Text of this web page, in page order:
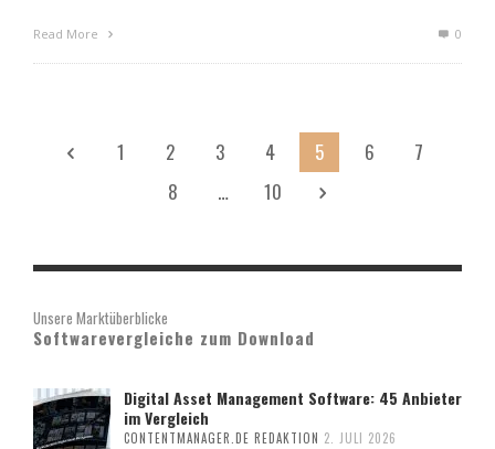
Read More 0
1 2 3 4 5 6
7
8
… 10
Unsere Marktüberblicke
Softwarevergleiche zum Download
Digital Asset Management Software: 45 Anbieter
im Vergleich
CONTENTMANAGER.DE REDAKTION 2. JULI 2026